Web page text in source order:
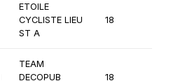
ETOILE
CYCLISTE LIEU
ST A
18
TEAM
DECOPUB
18